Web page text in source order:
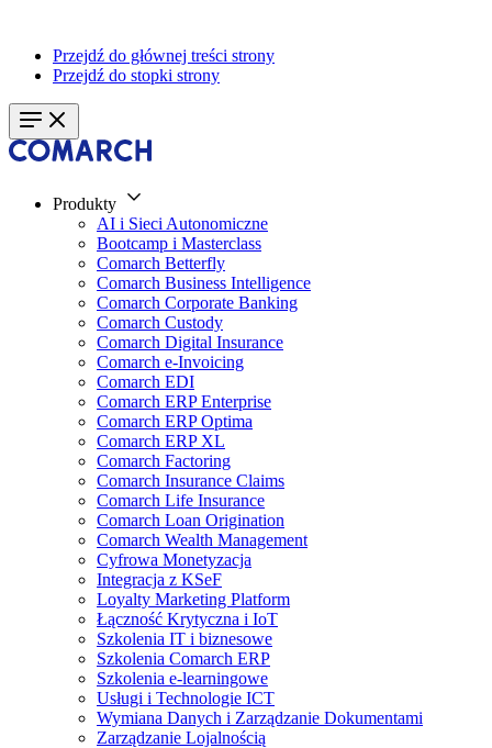
Przejdź do głównej treści strony
Przejdź do stopki strony
Produkty
AI i Sieci Autonomiczne
Bootcamp i Masterclass
Comarch Betterfly
Comarch Business Intelligence
Comarch Corporate Banking
Comarch Custody
Comarch Digital Insurance
Comarch e-Invoicing
Comarch EDI
Comarch ERP Enterprise
Comarch ERP Optima
Comarch ERP XL
Comarch Factoring
Comarch Insurance Claims
Comarch Life Insurance
Comarch Loan Origination
Comarch Wealth Management
Cyfrowa Monetyzacja
Integracja z KSeF
Loyalty Marketing Platform
Łączność Krytyczna i IoT
Szkolenia IT i biznesowe
Szkolenia Comarch ERP
Szkolenia e-learningowe
Usługi i Technologie ICT
Wymiana Danych i Zarządzanie Dokumentami
Zarządzanie Lojalnością